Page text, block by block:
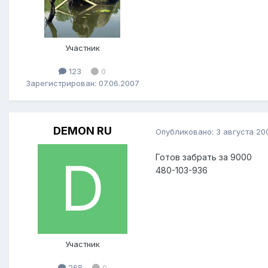
Участник
123
0
Зарегистрирован: 07.06.2007
DEMON RU
Участник
Опубликовано: 3 августа
Готов забрать за 9000
480-103-936